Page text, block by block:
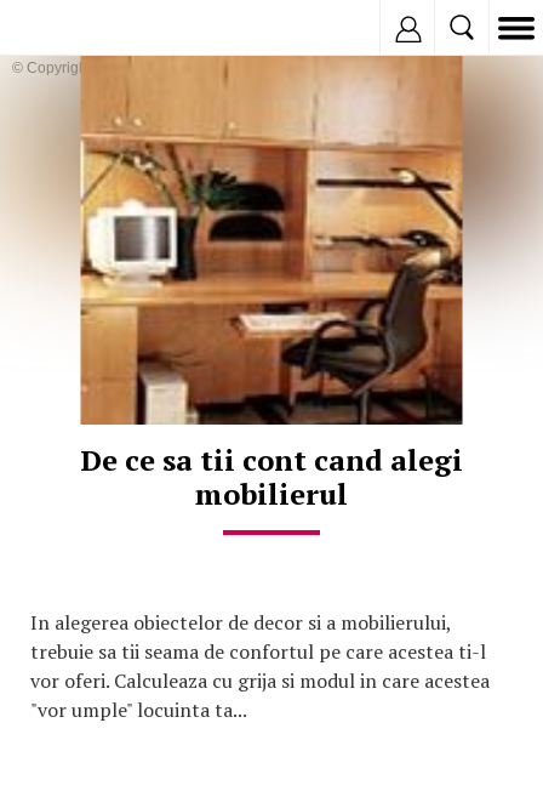
© Copyright:
De ce sa tii cont cand alegi
mobilierul
In alegerea obiectelor de decor si a mobilierului,
trebuie sa tii seama de confortul pe care acestea ti-l
vor oferi. Calculeaza cu grija si modul in care acestea
"vor umple" locuinta ta...